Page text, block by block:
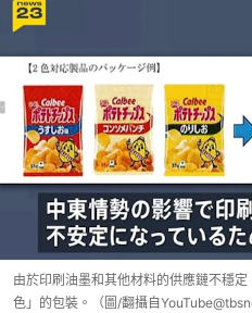
由於印刷油墨和其他材料的供應鏈不穩
色」的包裝。（圖/翻攝自